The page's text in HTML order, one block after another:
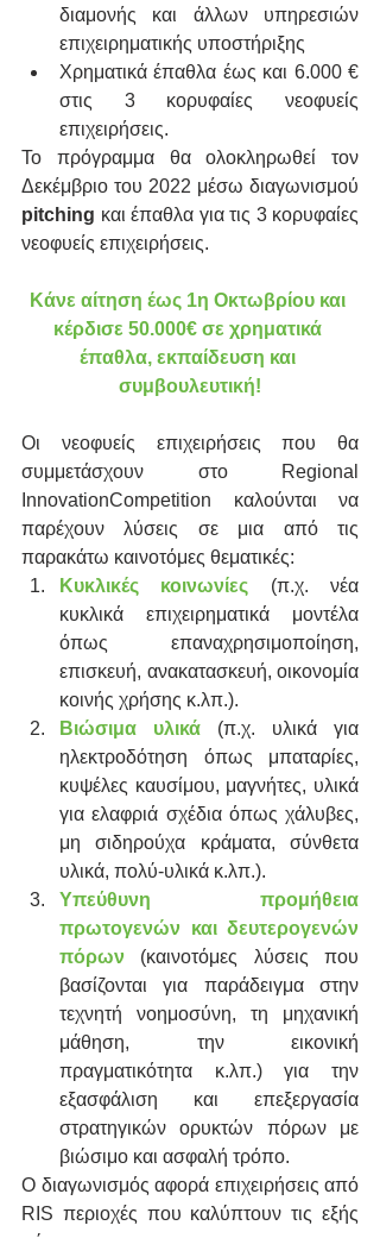
διαμονής και άλλων υπηρεσιών
επιχειρηματικής υποστήριξης
Χρηματικά έπαθλα έως και 6.000 €
στις 3 κορυφαίες νεοφυείς
επιχειρήσεις.
Το πρόγραμμα θα ολοκληρωθεί τον
pitching και έπαθλα για τις 3 κορυφαίες
νεοφυείς επιχειρήσεις.
Κάνε αίτηση έως 1η Οκτωβρίου και
κέρδισε 50.000€ σε χρηματικά
έπαθλα, εκπαίδευση και
συμβουλευτική!
Οι νεοφυείς επιχειρήσεις που θα
συμμετάσχουν στο Regional
InnovationCompetition καλούνται να
παρέχουν λύσεις σε μια από τις
παρακάτω καινοτόμες θεματικές:
Κυκλικές κοινωνίες (π.χ. νέα
κυκλικά επιχειρηματικά μοντέλα
όπως επαναχρησιμοποίηση,
επισκευή, ανακατασκευή, οικονομία
κοινής χρήσης κ.λπ.).
Βιώσιμα υλικά (π.χ. υλικά για
ηλεκτροδότηση όπως μπαταρίες,
κυψέλες καυσίμου, μαγνήτες, υλικά
για ελαφριά σχέδια όπως χάλυβες,
μη σιδηρούχα κράματα, σύνθετα
υλικά, πολύ-υλικά κ.λπ.).
Υπεύθυνη προμήθεια
πρωτογενών και δευτερογενών
πόρων (καινοτόμες λύσεις που
βασίζονται για παράδειγμα στην
τεχνητή νοημοσύνη, τη μηχανική
μάθηση, την εικονική
πραγματικότητα κ.λπ.) για την
εξασφάλιση και επεξεργασία
στρατηγικών ορυκτών πόρων με
βιώσιμο και ασφαλή τρόπο.
Ο διαγωνισμός αφορά επιχειρήσεις από
RIS περιοχές που καλύπτουν τις εξής